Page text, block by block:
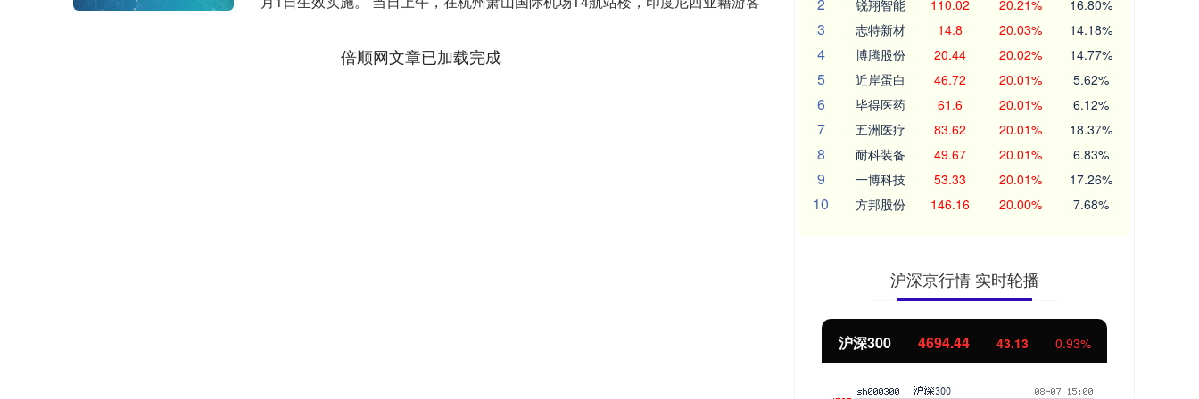
倍顺网文章已加载完成
锐翔智能 110.02 20.21% 16.80%
3 志特新材 14.8 20.03% 14.18%
4 博腾股份 20.44 20.02% 14.77%
5 近岸蛋白 46.72 20.01% 5.62%
6 毕得医药 61.6 20.01% 6.12%
7 五洲医疗 83.62 20.01% 18.37%
8 耐科装备 49.67 20.01% 6.83%
9 一博科技 53.33 20.01% 17.26%
10 方邦股份 146.16 20.00% 7.68%
沪深京行情 实时轮播
北证50 1134.24 11.37 1.01%